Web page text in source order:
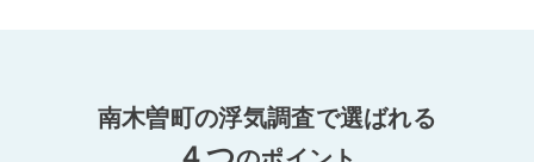
南木曽町の浮気調査で選ばれる